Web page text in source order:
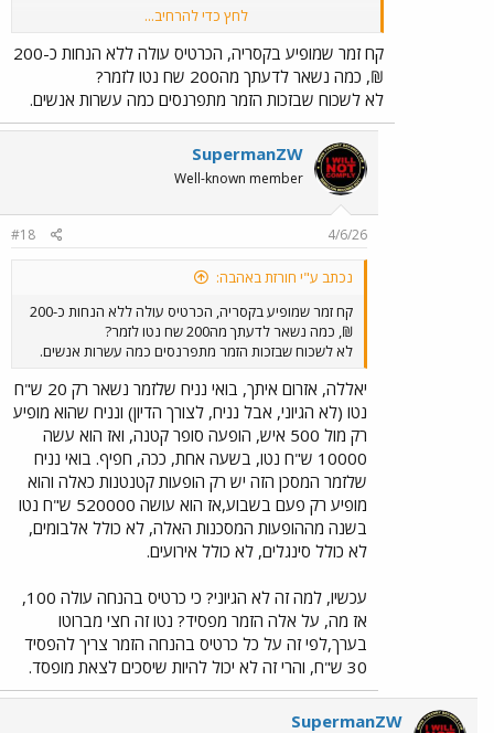
ותהיי בטוחה שהם לא מפסידים על הקפה שאני קונה, אז די.
צריך לחשוב על פרופורציות ולא להאמין לבכיינים.
לחץ כדי להרחיב...
קח זמר שמופיע בקסריה, הכרטיס עולה ללא הנחות כ-200
₪, כמה נשאר לדעתך מה200 שח נטו לזמר?
לא לשכוח שבזכות הזמר מתפרנסים כמה עשרות אנשים.
SupermanZW
Well-known member
4/6/26
#18
נכתב ע"י חורזת באהבה:
קח זמר שמופיע בקסריה, הכרטיס עולה ללא הנחות כ-200
₪, כמה נשאר לדעתך מה200 שח נטו לזמר?
לא לשכוח שבזכות הזמר מתפרנסים כמה עשרות אנשים.
יאללה, אזרום איתך, בואי נניח שלזמר נשאר רק 20 ש"ח
נטו (לא הגיוני, אבל נניח, לצורך הדיון) ונניח שהוא מופיע
רק מול 500 איש, הופעה סופר קטנה, ואז הוא עשה
10000 ש"ח נטו, בשעה אחת, ככה, חפיף. בואי נניח
שלזמר המסכן הזה יש רק הופעות קטנטנות כאלה והוא
מופיע רק פעם בשבוע,אז הוא עושה 520000 ש"ח נטו
בשנה מההופעות המסכנות האלה, לא כולל אלבומים,
לא כולל סינגלים, לא כולל אירועים.
עכשיו, למה זה לא הגיוני? כי כרטיס בהנחה עולה 100,
אז מה, על אלה הזמר מפסיד? נטו זה חצי מברוטו
בערך,לפי זה על כל כרטיס בהנחה הזמר צריך להפסיד
30 ש"ח, והרי זה לא יכול להיות שיסכים לצאת מופסד.
SupermanZW